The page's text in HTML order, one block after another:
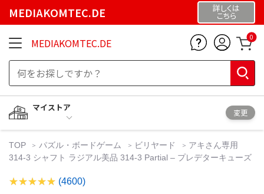
MEDIAKOMTEC.DE 詳しくは
こちら
MEDIAKOMTEC.DE 0
マイストア
変更
TOP パズル・ボードゲーム ビリヤード
アキさん専用
314-3 シャフト ラジアル美品 314-3 Partial – プレデターキューズ
(4600)